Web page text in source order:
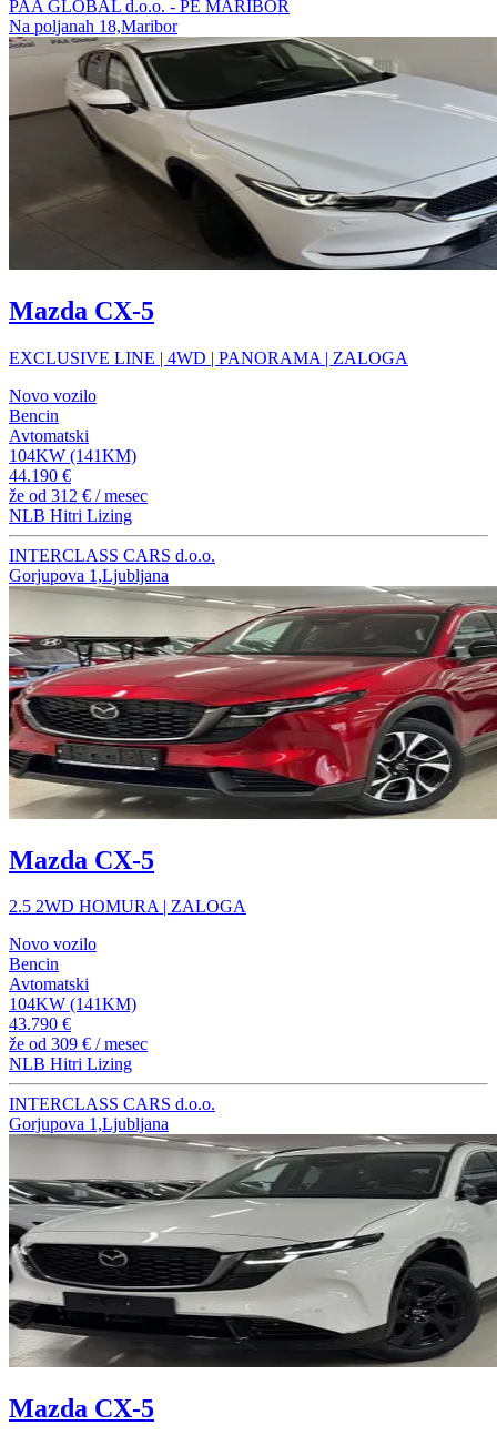
PAA GLOBAL d.o.o. - PE MARIBOR
Na poljanah 18,Maribor
Mazda CX-5
EXCLUSIVE LINE | 4WD | PANORAMA | ZALOGA
Novo vozilo
Bencin
Avtomatski
104KW (141KM)
44.190 €
že od 312 € / mesec
NLB Hitri Lizing
INTERCLASS CARS d.o.o.
Gorjupova 1,Ljubljana
Mazda CX-5
2.5 2WD HOMURA | ZALOGA
Novo vozilo
Bencin
Avtomatski
104KW (141KM)
43.790 €
že od 309 € / mesec
NLB Hitri Lizing
INTERCLASS CARS d.o.o.
Gorjupova 1,Ljubljana
Mazda CX-5